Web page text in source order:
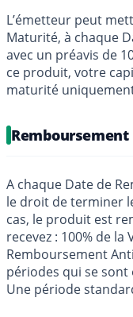
L’émetteur peut
Maturité, à chaque
avec un préavis de
ce produit, votre
maturité
A chaque Date de
le droit de terminer
cas, le produit est
recevez : 100% de
Remboursement
périodes qui se sont
Une période